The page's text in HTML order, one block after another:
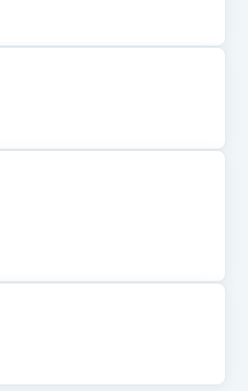
5 hvězdiček.
5 hvězdiček.
5 hvězdiček.